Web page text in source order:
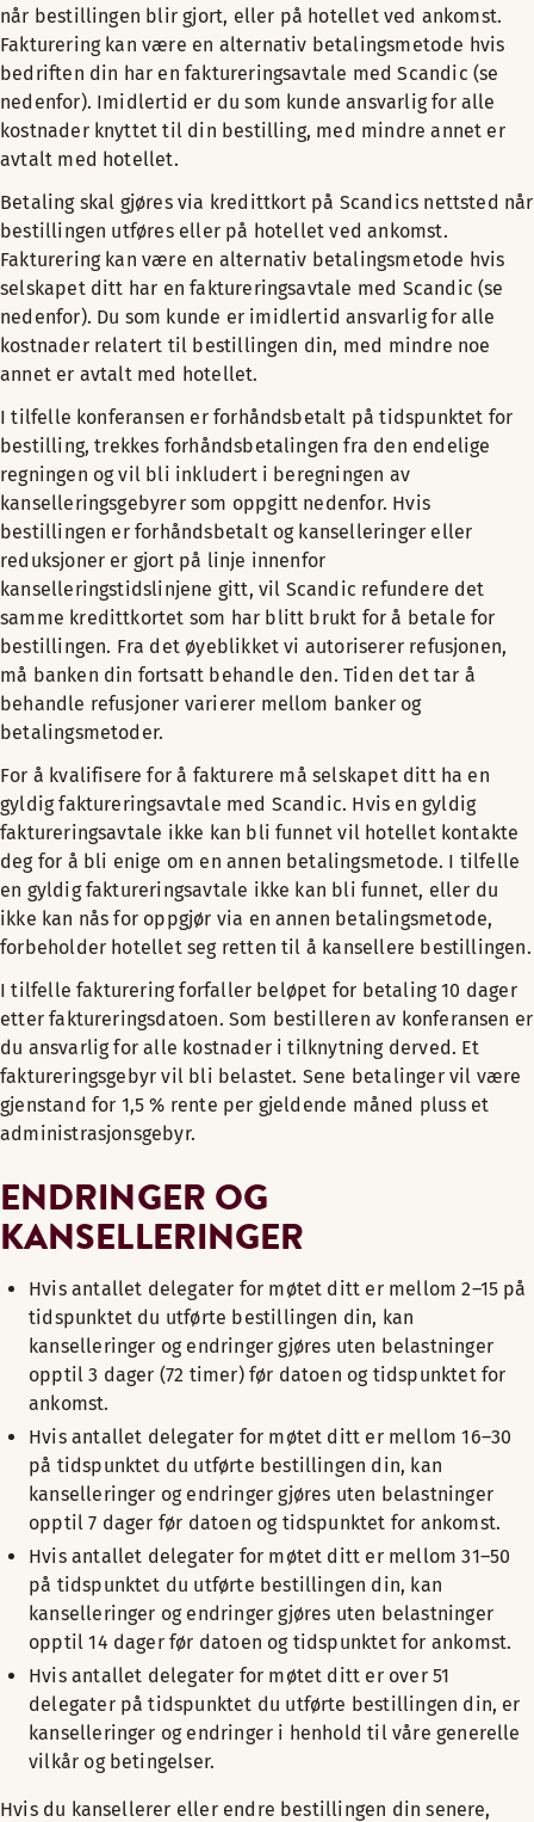
når bestillingen blir gjort, eller på hotellet ved ankomst.
Fakturering kan være en alternativ betalingsmetode hvis
bedriften din har en faktureringsavtale med Scandic (se
nedenfor). Imidlertid er du som kunde ansvarlig for alle
kostnader knyttet til din bestilling, med mindre annet er
avtalt med hotellet.
Betaling skal gjøres via kredittkort på Scandics nettsted når
bestillingen utføres eller på hotellet ved ankomst.
Fakturering kan være en alternativ betalingsmetode hvis
selskapet ditt har en faktureringsavtale med Scandic (se
nedenfor). Du som kunde er imidlertid ansvarlig for alle
kostnader relatert til bestillingen din, med mindre noe
annet er avtalt med hotellet.
I tilfelle konferansen er forhåndsbetalt på tidspunktet for
bestilling, trekkes forhåndsbetalingen fra den endelige
regningen og vil bli inkludert i beregningen av
kanselleringsgebyrer som oppgitt nedenfor. Hvis
bestillingen er forhåndsbetalt og kanselleringer eller
reduksjoner er gjort på linje innenfor
kanselleringstidslinjene gitt, vil Scandic refundere det
samme kredittkortet som har blitt brukt for å betale for
bestillingen. Fra det øyeblikket vi autoriserer refusjonen,
må banken din fortsatt behandle den. Tiden det tar å
behandle refusjoner varierer mellom banker og
betalingsmetoder.
For å kvalifisere for å fakturere må selskapet ditt ha en
gyldig faktureringsavtale med Scandic. Hvis en gyldig
faktureringsavtale ikke kan bli funnet vil hotellet kontakte
deg for å bli enige om en annen betalingsmetode. I tilfelle
en gyldig faktureringsavtale ikke kan bli funnet, eller du
ikke kan nås for oppgjør via en annen betalingsmetode,
forbeholder hotellet seg retten til å kansellere bestillingen.
I tilfelle fakturering forfaller beløpet for betaling 10 dager
etter faktureringsdatoen. Som bestilleren av konferansen er
du ansvarlig for alle kostnader i tilknytning derved. Et
faktureringsgebyr vil bli belastet. Sene betalinger vil være
gjenstand for 1,5 % rente per gjeldende måned pluss et
administrasjonsgebyr.
ENDRINGER OG
KANSELLERINGER
Hvis antallet delegater for møtet ditt er mellom 2–15 på
tidspunktet du utførte bestillingen din, kan
kanselleringer og endringer gjøres uten belastninger
opptil 3 dager (72 timer) før datoen og tidspunktet for
ankomst.
Hvis antallet delegater for møtet ditt er mellom 16–30
på tidspunktet du utførte bestillingen din, kan
kanselleringer og endringer gjøres uten belastninger
opptil 7 dager før datoen og tidspunktet for ankomst.
Hvis antallet delegater for møtet ditt er mellom 31–50
på tidspunktet du utførte bestillingen din, kan
kanselleringer og endringer gjøres uten belastninger
opptil 14 dager før datoen og tidspunktet for ankomst.
Hvis antallet delegater for møtet ditt er over 51
delegater på tidspunktet du utførte bestillingen din, er
kanselleringer og endringer i henhold til våre generelle
vilkår og betingelser.
Hvis du kansellerer eller endre bestillingen din senere,